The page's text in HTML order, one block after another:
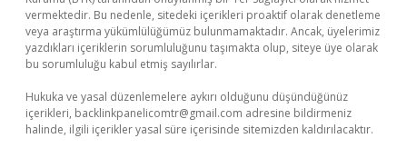
vermektedir. Bu nedenle, sitedeki içerikleri proaktif olarak denetleme
veya araştırma yükümlülüğümüz bulunmamaktadır. Ancak, üyelerimiz
yazdıkları içeriklerin sorumluluğunu taşımakta olup, siteye üye olarak
bu sorumluluğu kabul etmiş sayılırlar.
Hukuka ve yasal düzenlemelere aykırı olduğunu düşündüğünüz
içerikleri, backlinkpanelicomtr@gmail.com adresine bildirmeniz
halinde, ilgili içerikler yasal süre içerisinde sitemizden kaldırılacaktır.